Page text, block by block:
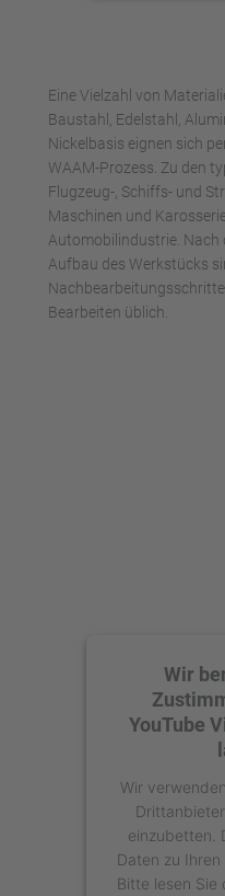
powered by
Eine Vielzahl von
Baustahl, Edelstahl,
Nickelbasis eignen sich
WAAM-Prozess. Zu den
Flugzeug-, Schiffs- und
Maschinen und
Automobilindustrie. Nach
Aufbau des Werkstücks
Bearbeiten üblich.
Wir
YouTube
Wir
einzubetten.
Daten zu Ihren
Bitte lesen Sie